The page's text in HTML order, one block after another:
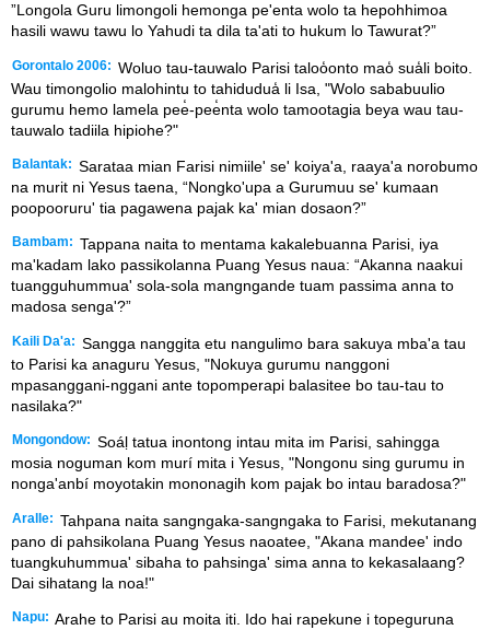
”Longola Guru limongoli hemonga pe'enta wolo ta hepohhimoa
hasili wawu tawu lo Yahudi ta dila ta'ati to hukum lo Tawurat?”
Gorontalo 2006: Woluo tau-tauwalo Parisi taloo̒onto mao̒ sua̒li boito.
Wau timongolio malohintu to tahidudua̒ li Isa, "Wolo sababuulio
gurumu hemo lamela pee̒-pee̒nta wolo tamootagia beya wau tau-
tauwalo tadiila hipiohe?"
Balantak: Sarataa mian Farisi nimiile' se' koiya'a, raaya'a norobumo
na murit ni Yesus taena, “Nongko'upa a Gurumuu se' kumaan
poopooruru' tia pagawena pajak ka' mian dosaon?”
Bambam: Tappana naita to mentama kakalebuanna Parisi, iya
ma'kadam lako passikolanna Puang Yesus naua: “Akanna naakui
tuangguhummua' sola-sola mangngande tuam passima anna to
madosa senga'?”
Kaili Da'a: Sangga nanggita etu nangulimo bara sakuya mba'a tau
to Parisi ka anaguru Yesus, "Nokuya gurumu nanggoni
mpasanggani-nggani ante topomperapi balasitee bo tau-tau to
nasilaka?"
Mongondow: Soáḷ tatua inontong intau mita im Parisi, sahingga
mosia noguman kom murí mita i Yesus, "Nongonu sing gurumu in
nonga'anbí moyotakin mononagih kom pajak bo intau baradosa?"
Aralle: Tahpana naita sangngaka-sangngaka to Farisi, mekutanang
pano di pahsikolana Puang Yesus naoatee, "Akana mandee' indo
tuangkuhummua' sibaha to pahsinga' sima anna to kekasalaang?
Dai sihatang la noa!"
Napu: Arahe to Parisi au moita iti. Ido hai rapekune i topeguruna